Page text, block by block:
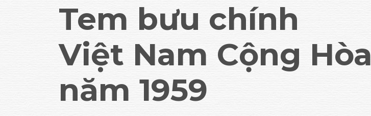
Tem bưu chính
Việt Nam Cộng Hòa
năm 1959